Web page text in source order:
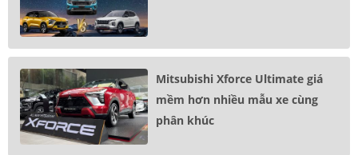
Mitsubishi Xforce Ultimate giá
mềm hơn nhiều mẫu xe cùng
phân khúc